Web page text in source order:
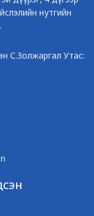
нутгийн
С.Золжаргал Утас: